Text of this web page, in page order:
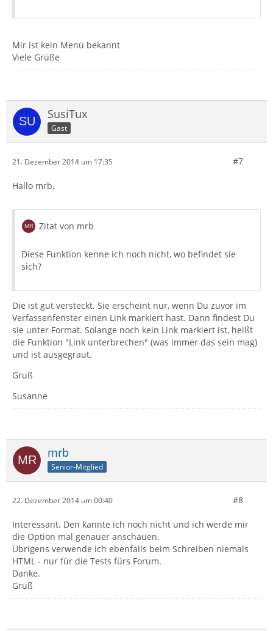
Mir ist kein Menü bekannt
Viele Grüße
SusiTux
Gast
21. Dezember 2014 um 17:35 #7
Hallo mrb,
Zitat von mrb
Diese Funktion kenne ich noch nicht, wo befindet sie
sich?
Die ist gut versteckt. Sie erscheint nur, wenn Du zuvor im
Verfassenfenster einen Link markiert hast. Dann findest Du
sie unter Format. Solange noch kein Link markiert ist, heißt
die Funktion "Link unterbrechen" (was immer das sein mag)
und ist ausgegraut.
Gruß
Susanne
mrb
Senior-Mitglied
22. Dezember 2014 um 00:40 #8
Interessant. Den kannte ich noch nicht und ich werde mir
die Option mal genauer anschauen.
Übrigens verwende ich ebenfalls beim Schreiben niemals
HTML - nur für die Tests fürs Forum.
Danke.
Gruß